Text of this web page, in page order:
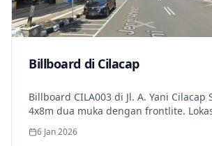
Billboard di Cilacap
Billboard CILA003 di Jl. A. Yani Cilacap
4x8m dua muka dengan frontlite.
dekat BCA KCU, Panin Bank, dan pusat
tinggi untuk kampanye brand.
6 Jan 2026